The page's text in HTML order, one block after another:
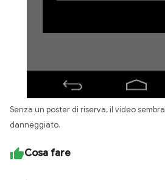
Senza un poster di riserva, il video
danneggiato.
Cosa fare